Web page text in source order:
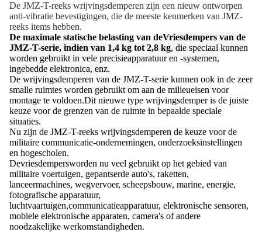
De JMZ-T-reeks wrijvingsdemperen zijn een nieuw ontworpen
anti-vibratie bevestigingen, die de meeste kenmerken van JMZ-
reeks items hebben.
De maximale statische belasting van deVriesdempers van de
JMZ-T-serie, indien van 1,4 kg tot 2,8 kg, die speciaal kunnen
worden gebruikt in vele precisieapparatuur en -systemen,
ingebedde elektronica, enz.
De wrijvingsdemperen van de JMZ-T-serie kunnen ook in de zeer
smalle ruimtes worden gebruikt om aan de milieueisen voor
montage te voldoen.Dit nieuwe type wrijvingsdemper is de juiste
keuze voor de grenzen van de ruimte in bepaalde speciale
situaties.
Nu zijn de JMZ-T-reeks wrijvingsdemperen de keuze voor de
militaire communicatie-ondernemingen, onderzoeksinstellingen
en hogescholen.
Devriesdempersworden nu veel gebruikt op het gebied van
militaire voertuigen, gepantserde auto's, raketten,
lanceermachines, wegvervoer, scheepsbouw, marine, energie,
fotografische apparatuur,
luchtvaartuigen,communicatieapparatuur, elektronische sensoren,
mobiele elektronische apparaten, camera's of andere
noodzakelijke werkomstandigheden.